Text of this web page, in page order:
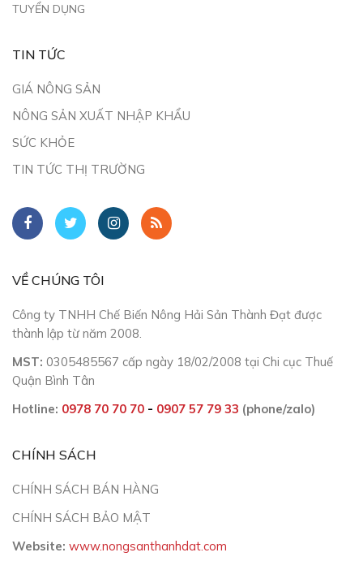
TUYỂN DỤNG
TIN TỨC
GIÁ NÔNG SẢN
NÔNG SẢN XUẤT NHẬP KHẨU
SỨC KHỎE
TIN TỨC THỊ TRƯỜNG
VỀ CHÚNG TÔI
Công ty TNHH Chế Biến Nông Hải Sản Thành Đạt được
thành lập từ năm 2008.
MST: 0305485567 cấp ngày 18/02/2008 tại Chi cục Thuế
Quận Bình Tân
Hotline: 0978 70 70 70 - 0907 57 79 33 (phone/zalo)
CHÍNH SÁCH
CHÍNH SÁCH BÁN HÀNG
CHÍNH SÁCH BẢO MẬT
Website: www.nongsanthanhdat.com